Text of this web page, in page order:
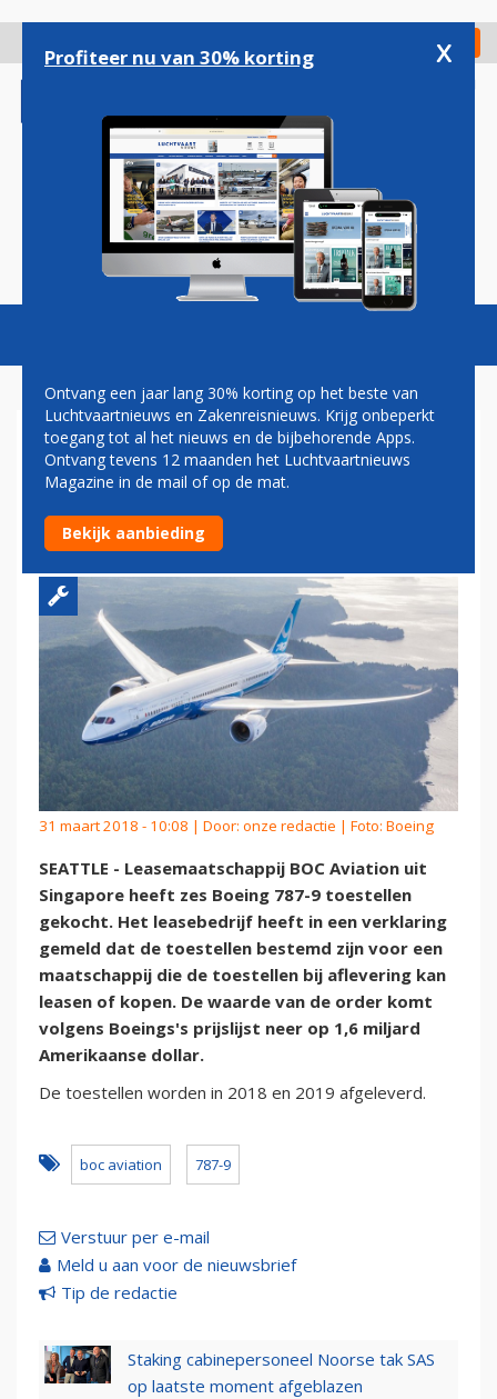
gaan
Check in
Magazine Podcasts Vacatures
LEASEMAATSCHAPPIJ BOC
AVIATION BESTELT ZES
BOEING 787 DREAMLINERS
31 maart 2018 - 10:08 | Door: onze redactie | Foto: Boeing
SEATTLE - Leasemaatschappij BOC Aviation uit
Singapore heeft zes Boeing 787-9 toestellen
gekocht. Het leasebedrijf heeft in een verklaring
gemeld dat de toestellen bestemd zijn voor een
maatschappij die de toestellen bij aflevering kan
leasen of kopen. De waarde van de order komt
volgens Boeings's prijslijst neer op 1,6 miljard
Amerikaanse dollar.
De toestellen worden in 2018 en 2019 afgeleverd.
boc aviation 787-9
Verstuur per e-mail
Meld u aan voor de nieuwsbrief
Tip de redactie
Staking cabinepersoneel Noorse tak SAS
op laatste moment afgeblazen
Profiteer nu van 30% korting x
Ontvang een jaar lang 30% korting op het beste van
Luchtvaartnieuws en Zakenreisnieuws. Krijg onbeperkt
toegang tot al het nieuws en de bijbehorende Apps.
Ontvang tevens 12 maanden het Luchtvaartnieuws
Magazine in de mail of op de mat.
Bekijk aanbieding